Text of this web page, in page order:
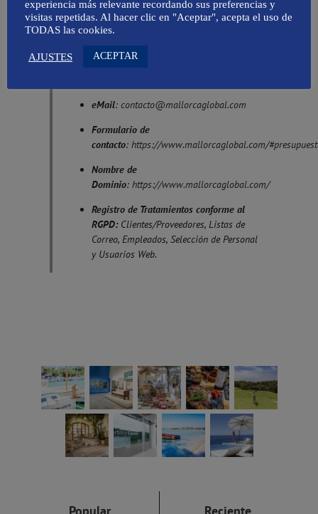
Domicilio Social : Calle Son Armadans,
nº 10, bajos. 07014 Palma. Baleares
Actividad: Comunicación
eMail: contacto@mallorcaglobal.com
Formulario de
contacto: https://www.mallorcaglobal.com/
Nombre de
Dominio: https://www.mallorcaglobal.com/
Registro de Tratamientos conforme al
RGPD:Clientes/Proveedores, Listas de
Correo, Empleados, Selección de Personal
y Usuarios Web.
Popular Reciente
experiencia más relevante recordando sus preferencias y
visitas repetidas. Al hacer clic en "Aceptar", acepta el uso de
TODAS las cookies.
AJUSTES ACEPTAR